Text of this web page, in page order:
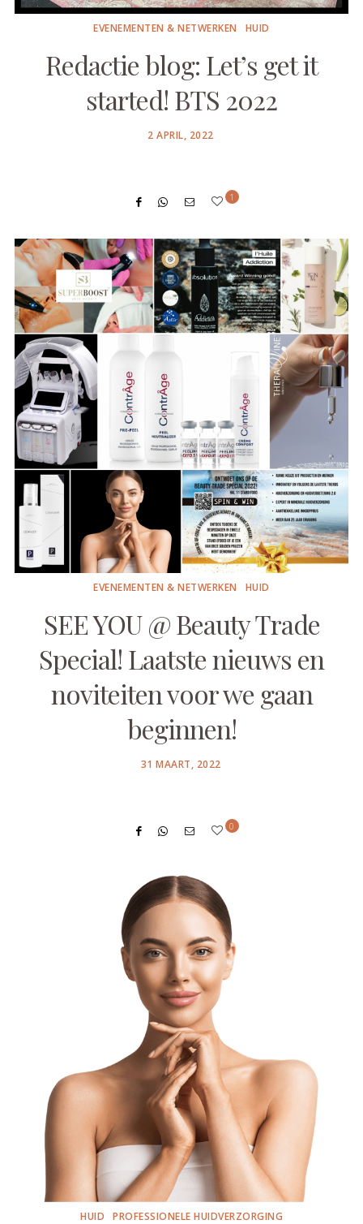
EVENEMENTEN & NETWERKEN HUID
Redactie blog: Let’s get it
started! BTS 2022
POSTED
2 APRIL, 2022
1
EVENEMENTEN & NETWERKEN HUID
SEE YOU @ Beauty Trade
Special! Laatste nieuws en
noviteiten voor we gaan
beginnen!
POSTED
31 MAART, 2022
0
HUID PROFESSIONELE HUIDVERZORGING